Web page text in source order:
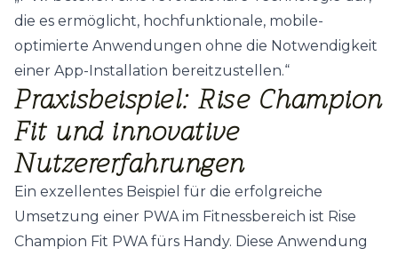
die es ermöglicht, hochfunktionale, mobile-
optimierte Anwendungen ohne die Notwendigkeit
einer App-Installation bereitzustellen.“
Praxisbeispiel: Rise Champion
Fit und innovative
Nutzererfahrungen
Ein exzellentes Beispiel für die erfolgreiche
Umsetzung einer PWA im Fitnessbereich ist Rise
Champion Fit PWA fürs Handy. Diese Anwendung